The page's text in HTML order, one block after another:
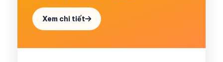
Xem chi tiết